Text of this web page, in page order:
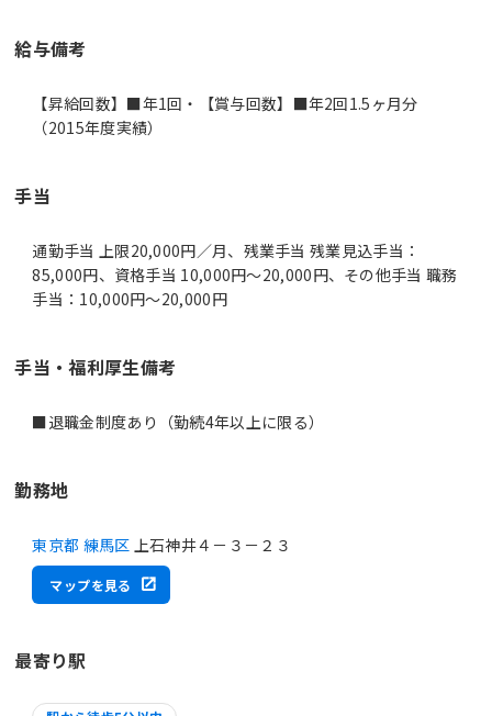
給与備考
【昇給回数】■年1回・【賞与回数】■年2回1.5ヶ月分
（2015年度実績）
手当
通勤手当 上限20,000円／月、残業手当 残業見込手当：
85,000円、資格手当 10,000円～20,000円、その他手当 職務
手当：10,000円～20,000円
手当・福利厚生備考
■退職金制度あり（勤続4年以上に限る）
勤務地
東京都 練馬区 上石神井４－３－２３
マップを見る
最寄り駅